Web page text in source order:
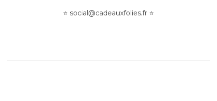
⭐ social@cadeauxfolies.fr ⭐